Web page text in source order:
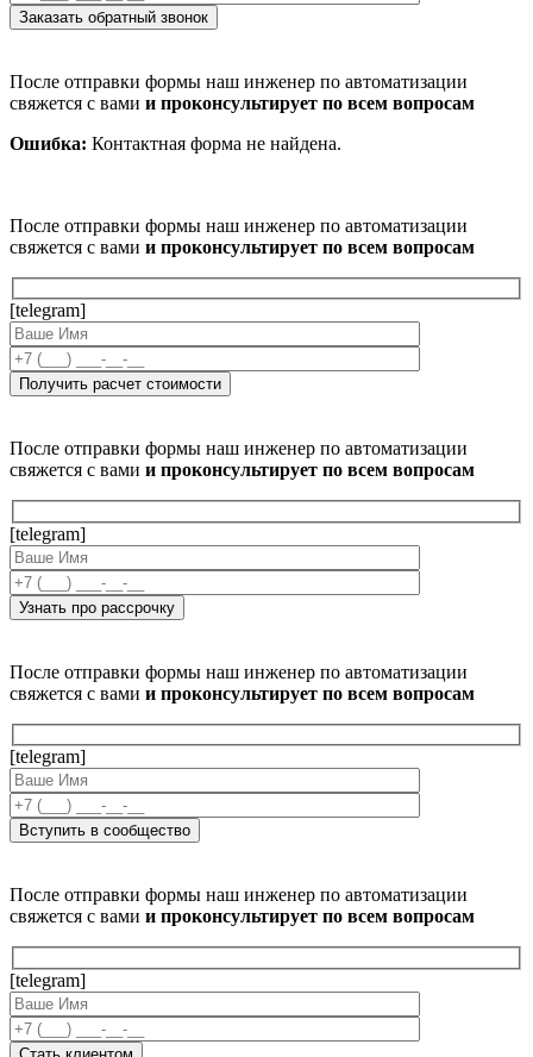
После отправки формы наш инженер по автоматизации
свяжется с вами и проконсультирует по всем вопросам
Ошибка: Контактная форма не найдена.
После отправки формы наш инженер по автоматизации
свяжется с вами и проконсультирует по всем вопросам
[telegram]
После отправки формы наш инженер по автоматизации
свяжется с вами и проконсультирует по всем вопросам
[telegram]
После отправки формы наш инженер по автоматизации
свяжется с вами и проконсультирует по всем вопросам
[telegram]
После отправки формы наш инженер по автоматизации
свяжется с вами и проконсультирует по всем вопросам
[telegram]